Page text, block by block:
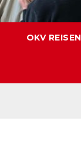
OKV REISEN